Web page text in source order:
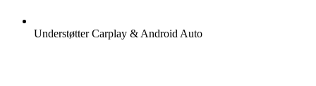
Understøtter Carplay & Android Auto